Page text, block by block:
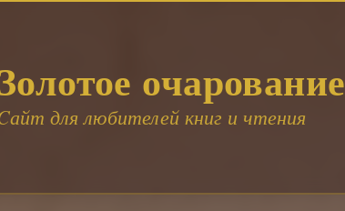
очарование
для любителей книг и чтения